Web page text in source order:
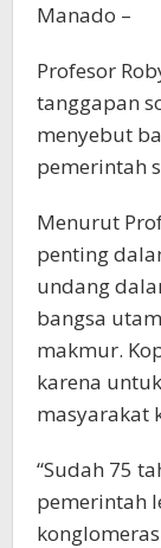
Manado –
Profesor
tanggapan
menyebut
pemerintah
Menurut
penting
undang
bangsa
makmur.
karena
masyarakat
“Sudah 75
pemerintah